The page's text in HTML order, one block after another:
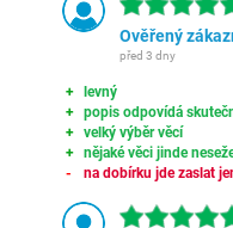
Ověřený
před 3 dny
levný
popis odpovídá
velký výběr věcí
nějaké věci jinde
na dobírku jde zaslat